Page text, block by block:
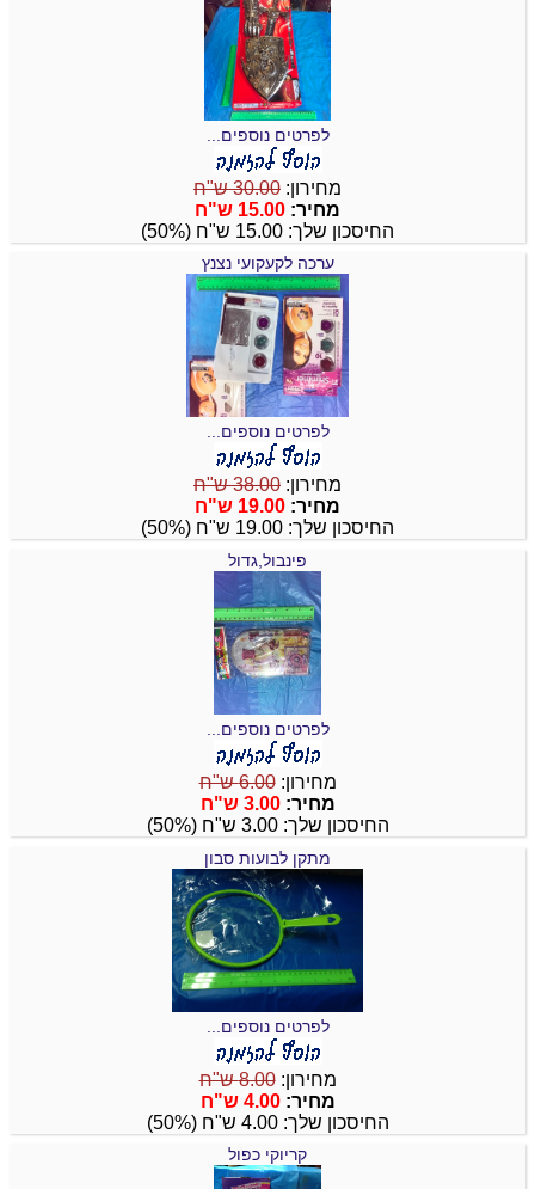
לפרטים נוספים...
מחירון: 30.00 ש"ח
מחיר: 15.00 ש"ח
החיסכון שלך: 15.00 ש"ח (50%)
ערכה לקעקועי נצנץ
לפרטים נוספים...
מחירון: 38.00 ש"ח
מחיר: 19.00 ש"ח
החיסכון שלך: 19.00 ש"ח (50%)
פינבול,גדול
לפרטים נוספים...
מחירון:6.00 ש"ח
מחיר:3.00 ש"ח
החיסכון שלך: 3.00 ש"ח (50%)
מתקן לבועות סבון
לפרטים נוספים...
מחירון:8.00 ש"ח
מחיר:4.00 ש"ח
החיסכון שלך: 4.00 ש"ח (50%)
קריוקי כפול